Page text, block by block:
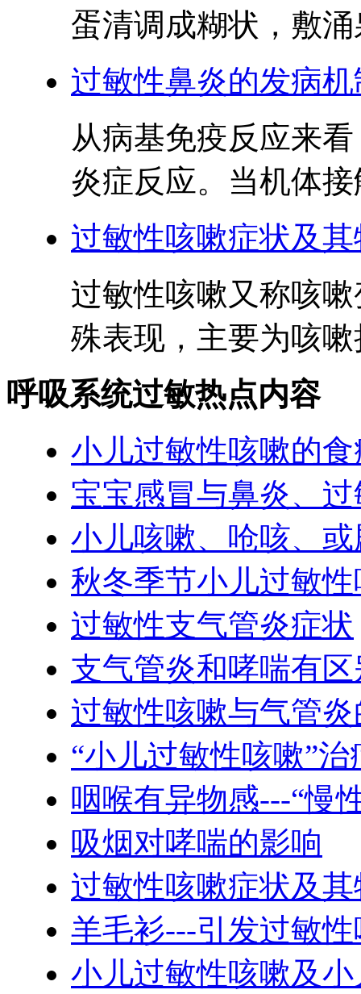
蛋清调成糊状，敷
过敏性鼻炎的发病
从病基免疫反应来
炎症反应。当机体
过敏性咳嗽症状及
过敏性咳嗽又称咳
殊表现，主要为咳
呼吸系统过敏热点内容
小儿过敏性咳嗽的
宝宝感冒与鼻炎、
小儿咳嗽、呛咳、
秋冬季节小儿过敏
过敏性支气管炎症状
支气管炎和哮喘有
过敏性咳嗽与气管
“小儿过敏性咳嗽”
咽喉有异物感---“慢
吸烟对哮喘的影响
过敏性咳嗽症状及
羊毛衫---引发过敏
小儿过敏性咳嗽及